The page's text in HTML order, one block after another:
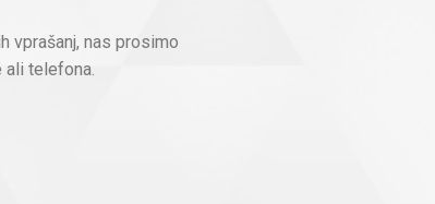
vprašanj, nas prosimo
ali telefona.